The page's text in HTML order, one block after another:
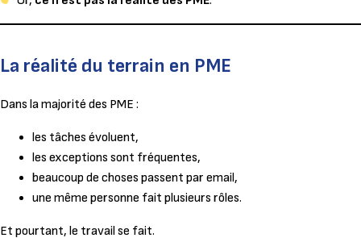
La réalité du terrain en PME
Dans la majorité des PME :
les tâches évoluent,
les exceptions sont fréquentes,
beaucoup de choses passent par email,
une même personne fait plusieurs rôles.
Et pourtant, le travail se fait.